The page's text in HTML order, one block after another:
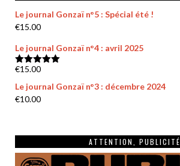
Le journal Gonzaï n°5 : Spécial été !
€15.00
Le journal Gonzaï n°4 : avril 2025
Note5.00
€15.00
Le journal Gonzaï n°3 : décembre 2024
€10.00
ATTENTION, PUBLICITÉ